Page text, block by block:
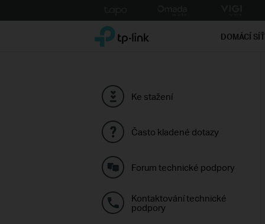
to
TP-Link, Reliably Smart DOMÁCÍ SÍŤ
Ke stažení
Často kladené dotazy
Forum technické podpory
Kontaktování technické
podpory